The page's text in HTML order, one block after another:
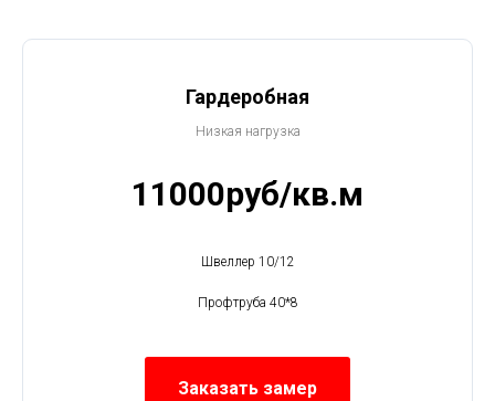
Гардеробная
Низкая нагрузка
11000руб/кв.м
Швеллер 10/12
Профтруба 40*8
Заказать замер